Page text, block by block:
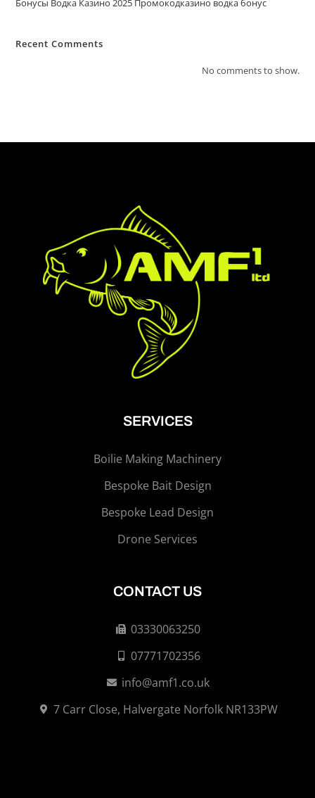
Бонусы Водка Казино 2025 Промокодказино водка бонус
Recent Comments
No comments to show.
SERVICES
Boilie Making Machinery
Bespoke Bait Design
Bespoke Lead Design
Drone Services
CONTACT US
03330063250
07771702356
info@amf1.co.uk
7 Carr Close, Halvergate Norfolk NR133PW